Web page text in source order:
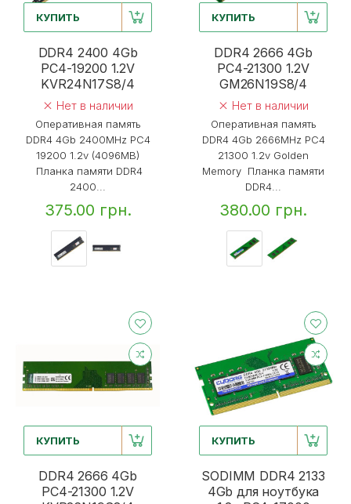
КУПИТЬ
DDR4 2400 4Gb
PC4-19200 1.2V
KVR24N17S8/4
Нет в наличии
Оперативная память
DDR4 4Gb 2400MHz PC4
19200 1.2v (4096MB)
Планка памяти DDR4
2400...
375.00 грн.
КУПИТЬ
DDR4 2666 4Gb
PC4-21300 1.2V
GM26N19S8/4
Нет в наличии
Оперативная память
DDR4 4Gb 2666MHz PC4
21300 1.2v Golden
Memory Планка памяти
DDR4...
380.00 грн.
КУПИТЬ
DDR4 2666 4Gb
PC4-21300 1.2V
КУПИТЬ
SODIMM DDR4 2133
4Gb для ноутбука